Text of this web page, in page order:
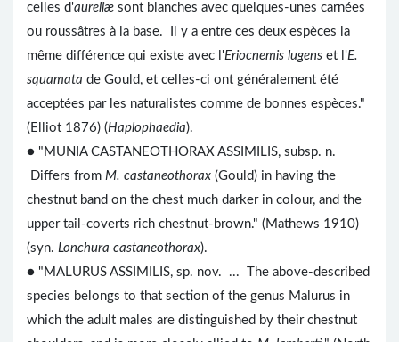
celles d'aureliæ sont blanches avec quelques-unes carnées
ou roussâtres à la base. Il y a entre ces deux espèces la
même différence qui existe avec l'Eriocnemis lugens et l'E.
squamata de Gould, et celles-ci ont généralement été
acceptées par les naturalistes comme de bonnes espèces."
(Elliot 1876) (Haplophaedia).
● "MUNIA CASTANEOTHORAX ASSIMILIS, subsp. n.
Differs from M. castaneothorax (Gould) in having the
chestnut band on the chest much darker in colour, and the
upper tail-coverts rich chestnut-brown." (Mathews 1910)
(syn. Lonchura castaneothorax).
● "MALURUS ASSIMILIS, sp. nov. ... The above-described
species belongs to that section of the genus Malurus in
which the adult males are distinguished by their chestnut